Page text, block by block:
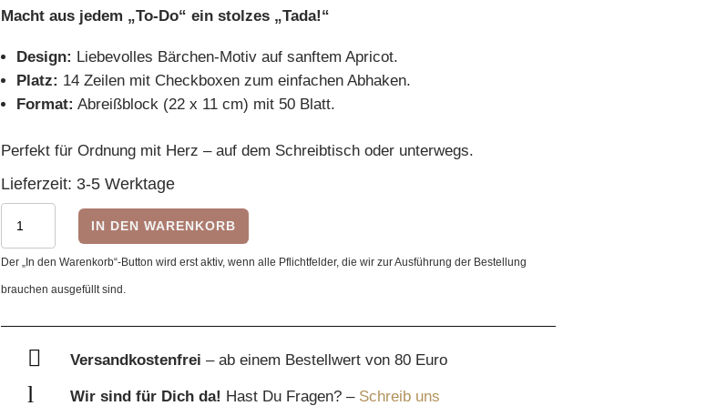
Macht aus jedem „To-Do“ ein stolzes „Tada!“
Design: Liebevolles Bärchen-Motiv auf sanftem Apricot.
Platz: 14 Zeilen mit Checkboxen zum einfachen Abhaken.
Format: Abreißblock (22 x 11 cm) mit 50 Blatt.
Perfekt für Ordnung mit Herz – auf dem Schreibtisch oder unterwegs.
Lieferzeit: 3-5 Werktage
Liste
Bärchen
–
Niedlicher
Block
IN DEN WARENKORB
Der „In den Warenkorb“-Button wird erst aktiv, wenn alle Pflichtfelder, die wir zur Ausführung der Bestellung
brauchen ausgefüllt sind.
 Versandkostenfrei– ab einem Bestellwert von 80 Euro
l Wir sind für Dich da! Hast Du Fragen? – Schreib uns